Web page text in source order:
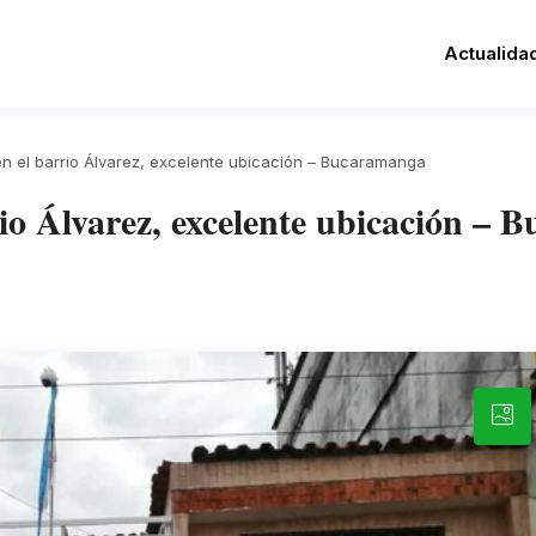
el barrio Álvarez, excelente ubicación – Bucaramanga
Álvarez, excelente ubicación –